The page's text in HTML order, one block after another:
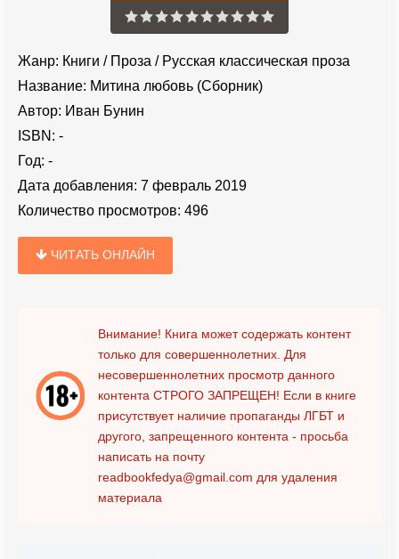
Жанр: Книги / Проза / Русская классическая проза
Название: Митина любовь (Сборник)
Автор: Иван Бунин
ISBN: -
Год: -
Дата добавления: 7 февраль 2019
Количество просмотров: 496
ЧИТАТЬ ОНЛАЙН
Внимание! Книга может содержать контент
только для совершеннолетних. Для
несовершеннолетних просмотр данного
контента СТРОГО ЗАПРЕЩЕН! Если в книге
присутствует наличие пропаганды ЛГБТ и
другого, запрещенного контента - просьба
написать на почту
readbookfedya@gmail.com для удаления
материала